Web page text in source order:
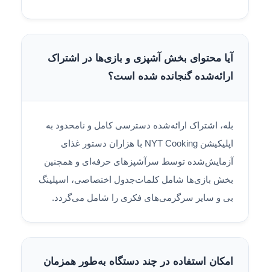
آیا محتوای بخش آشپزی و بازی‌ها در اشتراک
ارائه‌شده گنجانده شده است؟
بله، اشتراک ارائه‌شده دسترسی کامل و نامحدود به
اپلیکیشن NYT Cooking با هزاران دستور غذای
آزمایش‌شده توسط سرآشپزهای حرفه‌ای و همچنین
بخش بازی‌ها شامل کلمات‌جدول اختصاصی، اسپلینگ
بی و سایر سرگرمی‌های فکری را شامل می‌گردد.
امکان استفاده در چند دستگاه به‌طور همزمان